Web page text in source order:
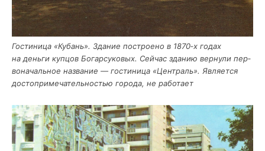
Гости­ни­ца «Кубань». Зда­ние постро­е­но в 1870‑х годах
на день­ги куп­цов Богар­су­ко­вых. Сей­час зда­нию вер­ну­ли пер­
во­на­чаль­ное назва­ние — гости­ни­ца «Цен­траль». Явля­ет­ся
досто­при­ме­ча­тель­но­стью горо­да, не работает